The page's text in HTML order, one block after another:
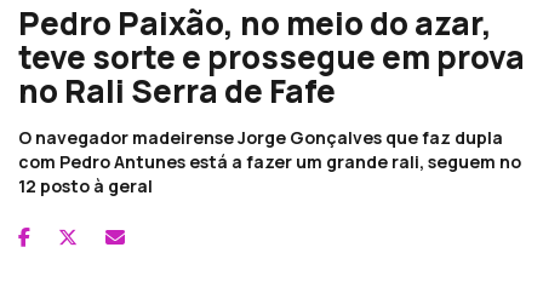
Pedro Paixão, no meio do azar,
teve sorte e prossegue em prova
no Rali Serra de Fafe
O navegador madeirense Jorge Gonçalves que faz dupla
com Pedro Antunes está a fazer um grande rali, seguem no
12 posto à geral